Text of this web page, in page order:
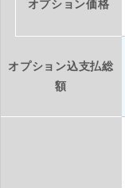
オプション価格
オプション込支払総
額